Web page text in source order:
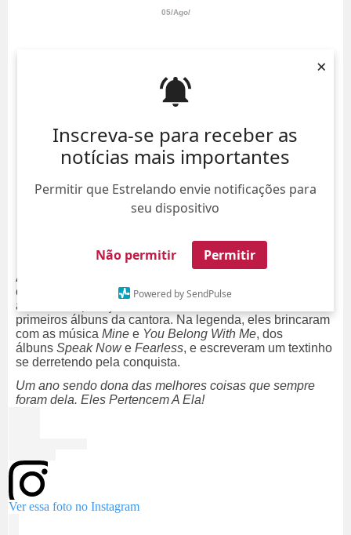
Inscreva-se para receber as
notícias mais importantes
Permitir que Estrelando envie notificações para
seu dispositivo
Não permitir Permitir
Powered by SendPulse
×
05/Ago/
A página oficial da equipe da Taylor Swift,
comemorou neste sábado, dia 30, o aniversário de um
ano da recuperação dos direitos autorais dos seis
primeiros álbuns da cantora. Na legenda, eles brincaram
com as música Mine e You Belong With Me, dos
álbuns Speak Nowe Fearless, e escreveram um textinho
se derretendo pela conquista.
Um ano sendo dona das melhores coisas que sempre
foram dela. Eles Pertencem A Ela!
Ver essa foto no Instagram